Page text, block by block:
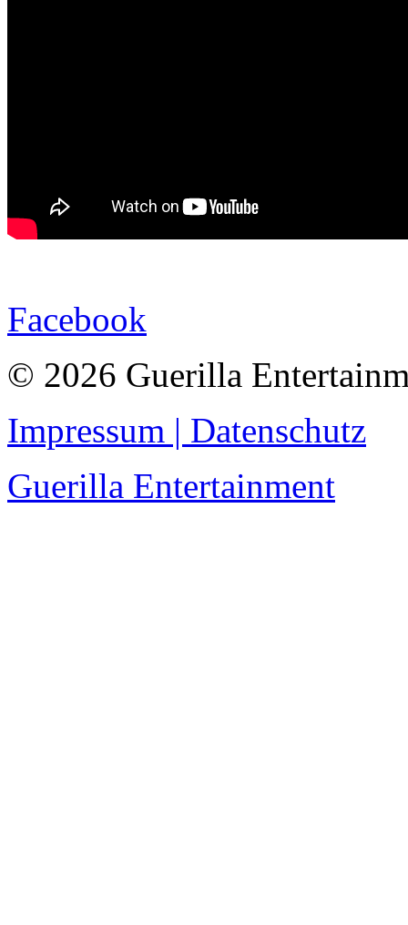
Facebook
© 2026 Guerilla
Impressum | Datenschutz
Guerilla Entertainment